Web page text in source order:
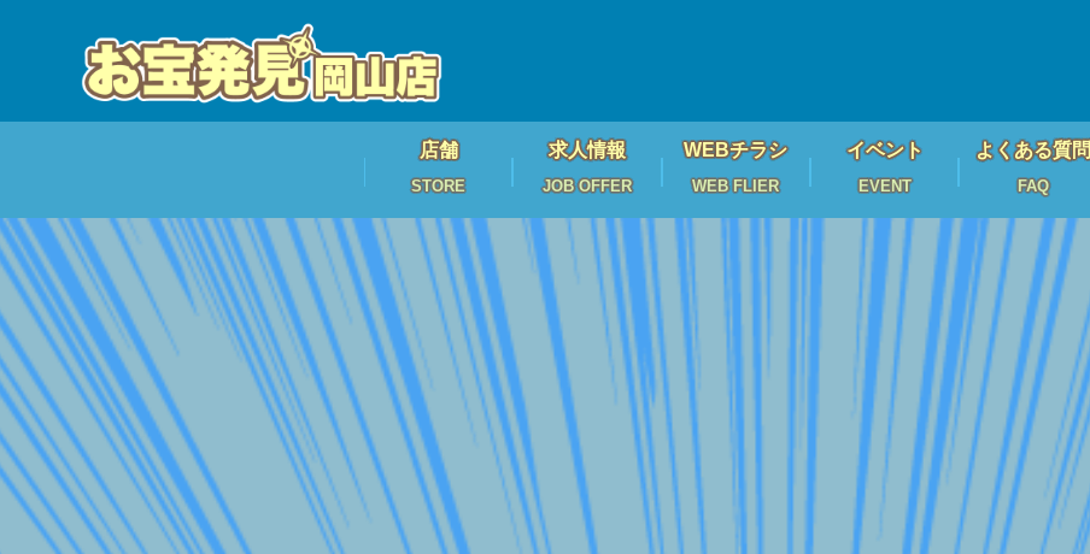
店舗
STORE
求人情報
JOB OFFER
WEBチラシ
WEB FLIER
イベント
EVENT
よくある質問
FAQ